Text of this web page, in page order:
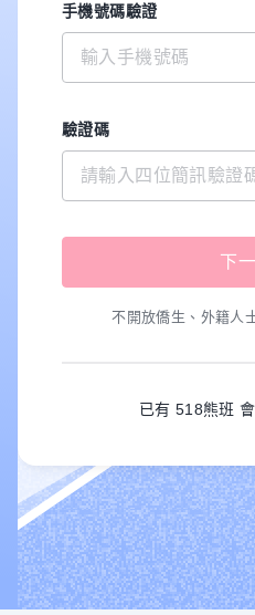
手機號碼驗證
驗證碼
不開放僑生、外籍人
已有 518熊班